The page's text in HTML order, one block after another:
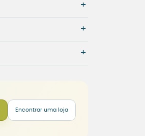
+
+
+
Encontrar uma loja